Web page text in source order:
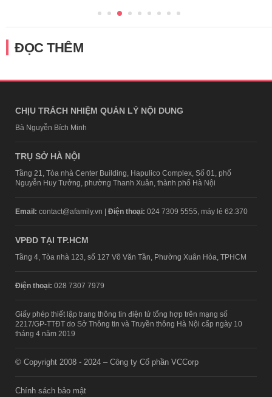
ĐỌC THÊM
CHỊU TRÁCH NHIỆM QUẢN LÝ NỘI DUNG
Bà Nguyễn Bích Minh
TRỤ SỞ HÀ NỘI
Tầng 21, Tòa nhà Center Building, Hapulico Complex, Số 01, phố
Nguyễn Huy Tưởng, phường Thanh Xuân, thành phố Hà Nội
Email: contact@afamily.vn | Điện thoại: 024 7309 5555, máy lẻ 62.370
VPĐD TẠI TP.HCM
Tầng 4, Tòa nhà 123, số 127 Võ Văn Tần, Phường Xuân Hòa, TPHCM
Điện thoại: 028 7307 7979
Giấy phép thiết lập trang thông tin điện tử tổng hợp trên mạng số
2217/GP-TTĐT do Sở Thông tin và Truyền thông Hà Nội cấp ngày 10
tháng 4 năm 2019
© Copyright 2008 - 2024 – Công ty Cổ phần VCCorp
Chính sách bảo mật